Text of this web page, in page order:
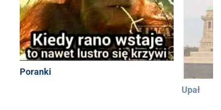
Poranki
Upał